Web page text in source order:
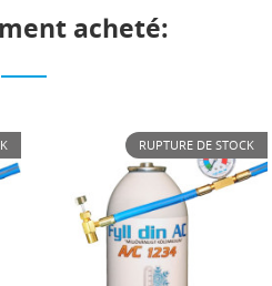
acheté:
RUPTURE DE STOCK